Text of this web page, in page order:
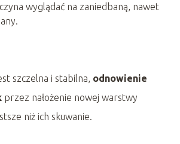
wyglądać na zaniedbaną, nawet
szczelna i stabilna, odnowienie
przez nałożenie nowej warstwy
niż ich skuwanie.